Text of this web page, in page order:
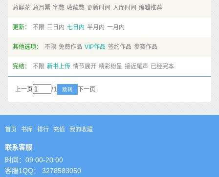
总鲜花 总月票 字数 收藏数 更新时间 入库时间 编辑推荐
更新： 不限 三日内 七日内 半月内 一月内
其他选项： 不限 免费作品 VIP作品 签约作品 参赛作品
完结： 不限 新书上传 情节展开 精彩纷呈 接近尾声 已经完本
上一页 /1 跳转 下一页
首页 书库 排行 充值 我的收藏
联系客服
时间：09:00-20:00
客服1QQ： 3278583050